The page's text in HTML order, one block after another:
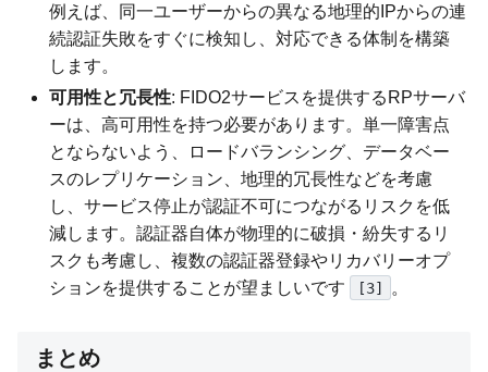
例えば、同一ユーザーからの異なる地理的IPからの連
続認証失敗をすぐに検知し、対応できる体制を構築
します。
可用性と冗長性: FIDO2サービスを提供するRPサーバ
ーは、高可用性を持つ必要があります。単一障害点
とならないよう、ロードバランシング、データベー
スのレプリケーション、地理的冗長性などを考慮
し、サービス停止が認証不可につながるリスクを低
減します。認証器自体が物理的に破損・紛失するリ
スクも考慮し、複数の認証器登録やリカバリーオプ
ションを提供することが望ましいです
[3] 。
まとめ